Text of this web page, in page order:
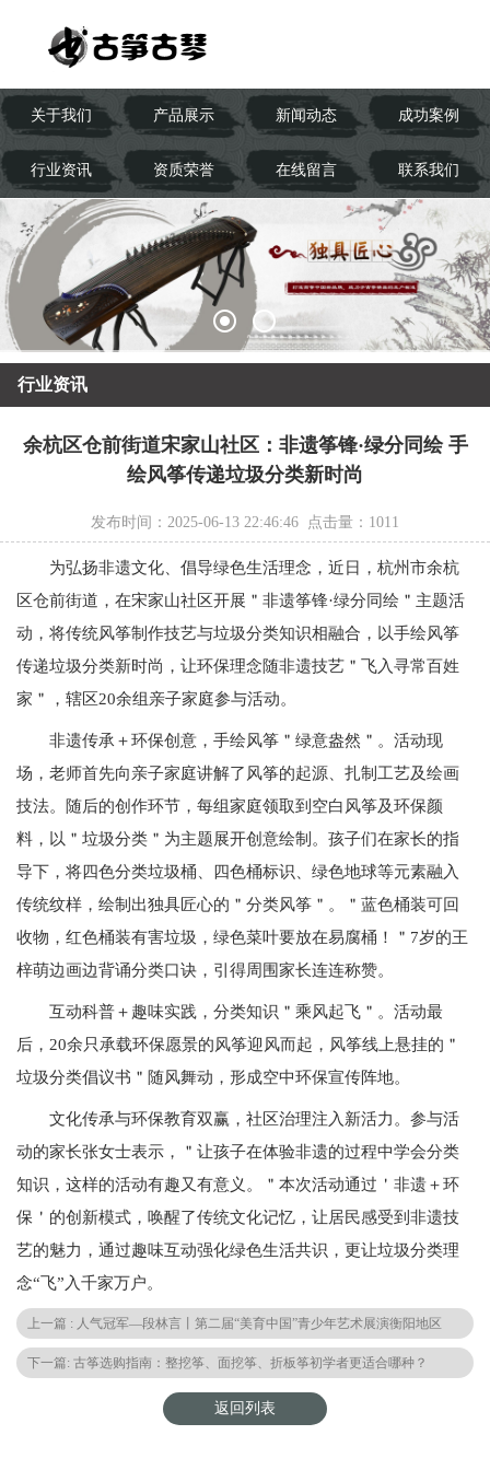
关于我们 产品展示 新闻动态 成功案例
行业资讯 资质荣誉 在线留言 联系我们
行业资讯
余杭区仓前街道宋家山社区：非遗筝锋·绿分同绘 手
绘风筝传递垃圾分类新时尚
发布时间：2025-06-13 22:46:46 点击量： 1011
为弘扬非遗文化、倡导绿色生活理念，近日，杭州市余杭
区仓前街道，在宋家山社区开展＂非遗筝锋·绿分同绘＂主题活
动，将传统风筝制作技艺与垃圾分类知识相融合，以手绘风筝
传递垃圾分类新时尚，让环保理念随非遗技艺＂飞入寻常百姓
家＂，辖区20余组亲子家庭参与活动。
非遗传承＋环保创意，手绘风筝＂绿意盎然＂。活动现
场，老师首先向亲子家庭讲解了风筝的起源、扎制工艺及绘画
技法。随后的创作环节，每组家庭领取到空白风筝及环保颜
料，以＂垃圾分类＂为主题展开创意绘制。孩子们在家长的指
导下，将四色分类垃圾桶、四色桶标识、绿色地球等元素融入
传统纹样，绘制出独具匠心的＂分类风筝＂。＂蓝色桶装可回
收物，红色桶装有害垃圾，绿色菜叶要放在易腐桶！＂7岁的王
梓萌边画边背诵分类口诀，引得周围家长连连称赞。
互动科普＋趣味实践，分类知识＂乘风起飞＂。活动最
后，20余只承载环保愿景的风筝迎风而起，风筝线上悬挂的＂
垃圾分类倡议书＂随风舞动，形成空中环保宣传阵地。
文化传承与环保教育双赢，社区治理注入新活力。参与活
动的家长张女士表示，＂让孩子在体验非遗的过程中学会分类
知识，这样的活动有趣又有意义。＂本次活动通过＇非遗＋环
保＇的创新模式，唤醒了传统文化记忆，让居民感受到非遗技
艺的魅力，通过趣味互动强化绿色生活共识，更让垃圾分类理
念“飞”入千家万户。
上一篇 : 人气冠军—段林言丨第二届“美育中国”青少年艺术展演衡阳地区
下一篇: 古筝选购指南：整挖筝、面挖筝、折板筝初学者更适合哪种？
返回列表